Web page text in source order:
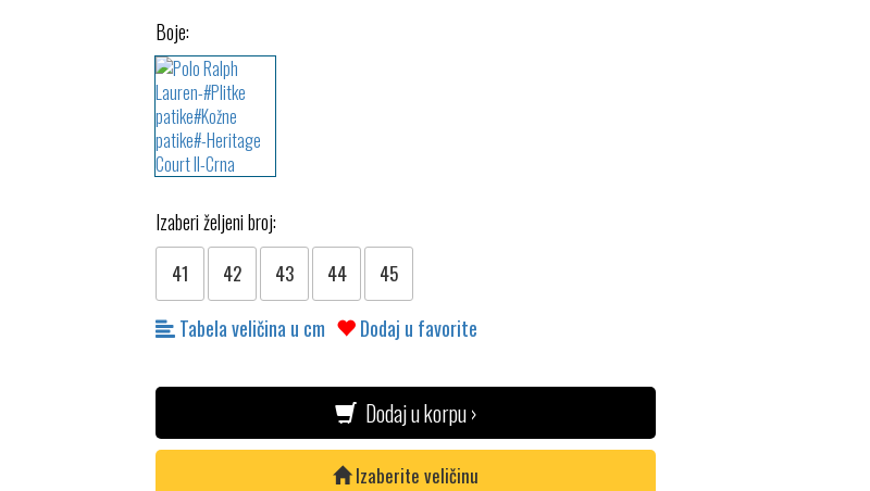
Boje:
Izaberi željeni broj:
41 42 43 44 45
Tabela veličina u cm Dodaj u favorite
Dodaj u korpu ›
Izaberite veličinu